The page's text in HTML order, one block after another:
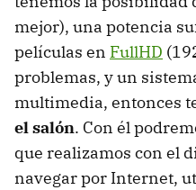
mejor), una potencia
películas en FullHD
problemas, y un
multimedia, entonces
el salón. Con él
que realizamos con el
navegar por Internet,